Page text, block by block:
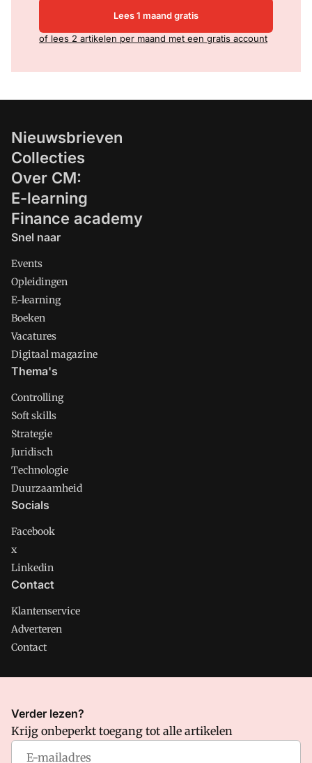
Lees 1 maand gratis
of lees 2 artikelen per maand met een gratis account
Nieuwsbrieven
Collecties
Over CM:
E-learning
Finance academy
Snel naar
Events
Opleidingen
E-learning
Boeken
Vacatures
Digitaal magazine
Thema's
Controlling
Soft skills
Strategie
Juridisch
Technologie
Duurzaamheid
Socials
Facebook
x
Linkedin
Contact
Klantenservice
Adverteren
Contact
CMweb is onderdeel van VMN media. Lees in
waar VMN media voor staat. Op gebruik van deze site zijn de
volgende regelingen van toepassing:Algemene Voorwaarden
Privacy en Cookie beleid
Verder lezen?
Krijg onbeperkt toegang tot alle artikelen